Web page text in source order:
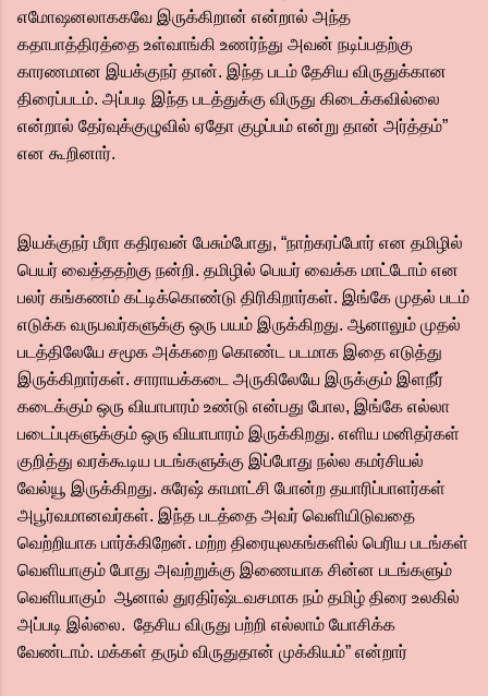
எமோஷனலாககவே இருக்கிறான் என்றால் அந்த
கதாபாத்திரத்தை உள்வாங்கி உணர்ந்து அவன் நடிப்பதற்கு
காரணமான இயக்குநர் தான். இந்த படம் தேசிய விருதுக்கான
திரைப்படம். அப்படி இந்த படத்துக்கு விருது கிடைக்கவில்லை
என்றால் தேர்வுக்குழுவில் ஏதோ குழப்பம் என்று தான் அர்த்தம்”
என கூறினார்.
இயக்குநர் மீரா கதிரவன் பேசும்போது, “நாற்கரப்போர் என தமிழில்
பெயர் வைத்ததற்கு நன்றி. தமிழில் பெயர் வைக்க மாட்டோம் என
பலர் கங்கணம் கட்டிக்கொண்டு திரிகிறார்கள். இங்கே முதல் படம்
எடுக்க வருபவர்களுக்கு ஒரு பயம் இருக்கிறது. ஆனாலும் முதல்
படத்திலேயே சமூக அக்கறை கொண்ட படமாக இதை எடுத்து
இருக்கிறார்கள். சாராயக்கடை அருகிலேயே இருக்கும் இளநீர்
கடைக்கும் ஒரு வியாபாரம் உண்டு என்பது போல, இங்கே எல்லா
படைப்புகளுக்கும் ஒரு வியாபாரம் இருக்கிறது. எளிய மனிதர்கள்
குறித்து வரக்கூடிய படங்களுக்கு இப்போது நல்ல கமர்சியல்
வேல்யூ இருக்கிறது. சுரேஷ் காமாட்சி போன்ற தயாரிப்பாளர்கள்
அபூர்வமானவர்கள். இந்த படத்தை அவர் வெளியிடுவதை
வெற்றியாக பார்க்கிறேன். மற்ற திரையுலகங்களில் பெரிய படங்கள்
வெளியாகும் போது அவற்றுக்கு இணையாக சின்ன படங்களும்
வெளியாகும் ஆனால் துரதிர்ஷ்டவசமாக நம் தமிழ் திரை உலகில்
அப்படி இல்லை. தேசிய விருது பற்றி எல்லாம் யோசிக்க
வேண்டாம். மக்கள் தரும் விருதுதான் முக்கியம்” என்றார்